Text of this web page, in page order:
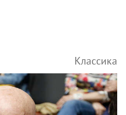
Классика